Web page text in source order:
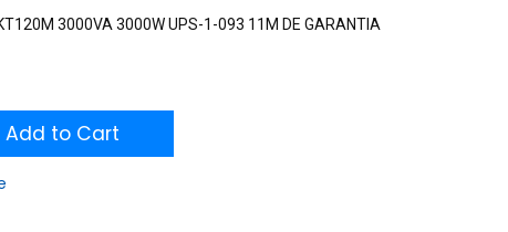
3000VA 3000W UPS-1-093 11M DE GARANTIA
Add to Cart